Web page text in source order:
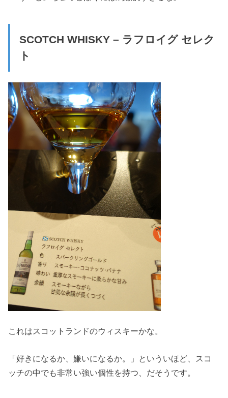
SCOTCH WHISKY – ラフロイグ セレク
ト
これはスコットランドのウィスキーかな。
「好きになるか、嫌いになるか。」といういほど、スコ
ッチの中でも非常い強い個性を持つ、だそうです。